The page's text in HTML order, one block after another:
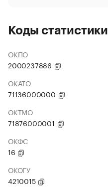
Коды статистики
ОКПО
2000237886
ОКАТО
71136000000
ОКТМО
71876000001
ОКФС
16
ОКОГУ
4210015